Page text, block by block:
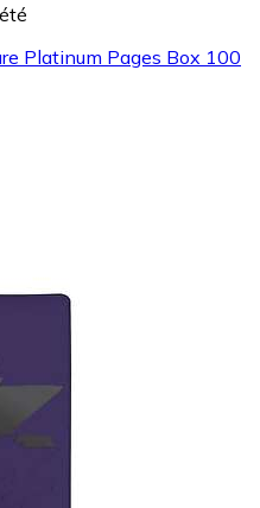
Platinum Pages Box 100